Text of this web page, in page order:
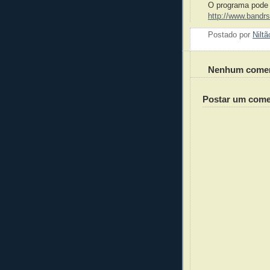
O programa
http://
Postado por
Nenhum
Postar um